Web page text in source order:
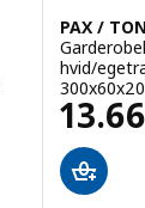
PAX /
hvid/
Pris